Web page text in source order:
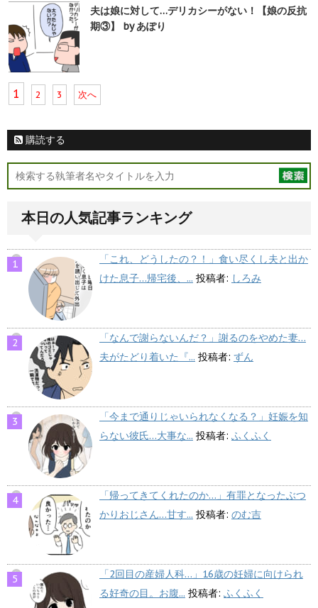
夫は娘に対して…デリカシーがない！【娘の反抗
期③】 by あぽり
1 2 3 次へ
購読する
本日の人気記事ランキング
「これ、どうしたの？！」食い尽くし夫と出か
けた息子…帰宅後、... 投稿者: しろみ
「なんで謝らないんだ？」謝るのをやめた妻…
夫がたどり着いた『... 投稿者: ずん
「今まで通りじゃいられなくなる？」妊娠を知
らない彼氏…大事な... 投稿者: ふくふく
「帰ってきてくれたのか…」有罪となったぶつ
かりおじさん…甘す... 投稿者: のむ吉
「2回目の産婦人科…」16歳の妊婦に向けられ
る好奇の目。お腹... 投稿者: ふくふく